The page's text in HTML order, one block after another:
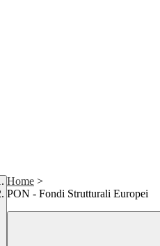
Home >
PON - Fondi Strutturali Europei